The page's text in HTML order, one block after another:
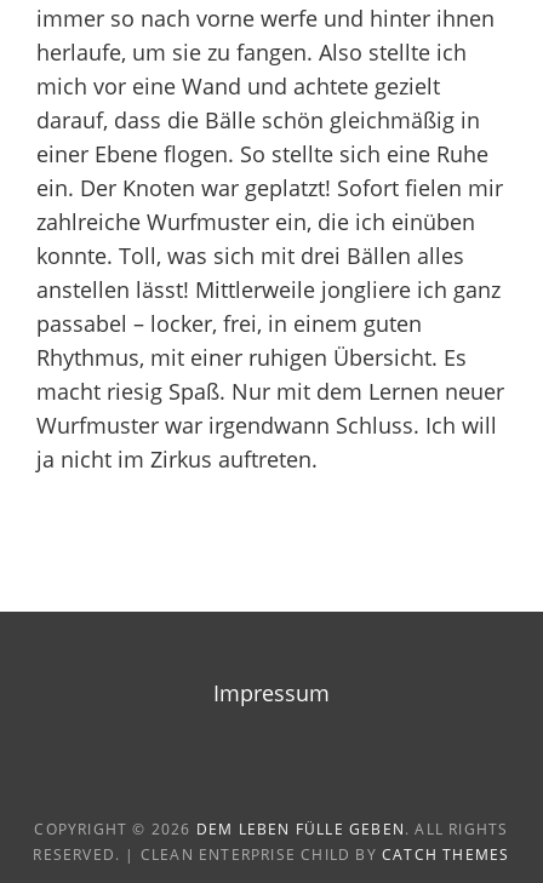
immer so nach vorne werfe und hinter ihnen
herlaufe, um sie zu fangen. Also stellte ich
mich vor eine Wand und achtete gezielt
darauf, dass die Bälle schön gleichmäßig in
einer Ebene flogen. So stellte sich eine Ruhe
ein. Der Knoten war geplatzt! Sofort fielen mir
zahlreiche Wurfmuster ein, die ich einüben
konnte. Toll, was sich mit drei Bällen alles
anstellen lässt! Mittlerweile jongliere ich ganz
passabel – locker, frei, in einem guten
Rhythmus, mit einer ruhigen Übersicht. Es
macht riesig Spaß. Nur mit dem Lernen neuer
Wurfmuster war irgendwann Schluss. Ich will
ja nicht im Zirkus auftreten.
Impressum
COPYRIGHT © 2026 DEM LEBEN FÜLLE GEBEN. ALL RIGHTS
RESERVED. | CLEAN ENTERPRISE CHILD BYCATCH THEMES